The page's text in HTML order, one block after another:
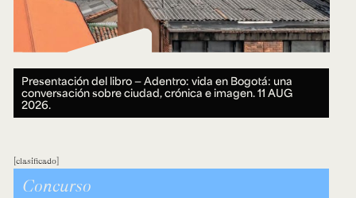
Presentación del libro — Adentro: vida en Bogotá: una
conversación sobre ciudad, crónica e imagen.11 AUG
2026.
clasificado
Concurso